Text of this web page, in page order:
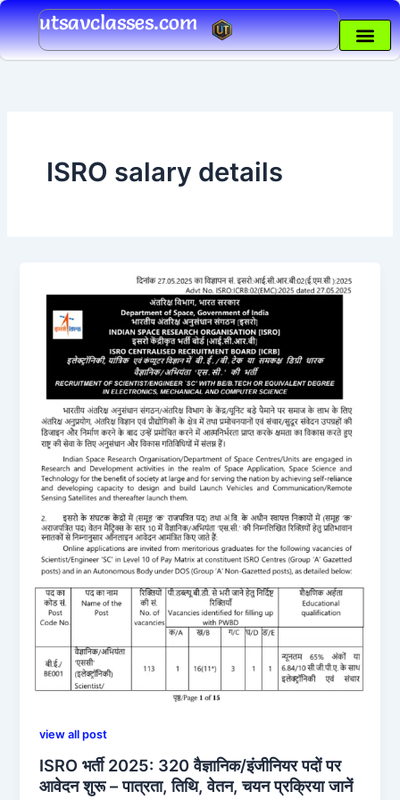
Skip
to
content
utsavclasses.com
ISRO salary details
view all post
ISRO भर्ती 2025: 320 वैज्ञानिक/इंजीनियर पदों पर
आवेदन शुरू – पात्रता, तिथि, वेतन, चयन प्रक्रिया जानें